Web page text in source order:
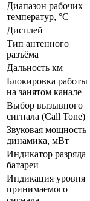
Диапазон рабочих
температур, °С
Дисплей
Тип антенного
разъёма
Дальность км
Блокировка работы
на занятом канале
Выбор вызывного
сигнала (Call Tone)
Звуковая мощность
динамика, мВт
Индикатор разряда
батареи
Индикация уровня
принимаемого